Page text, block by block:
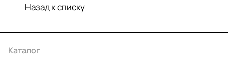
Назад к списку
Каталог